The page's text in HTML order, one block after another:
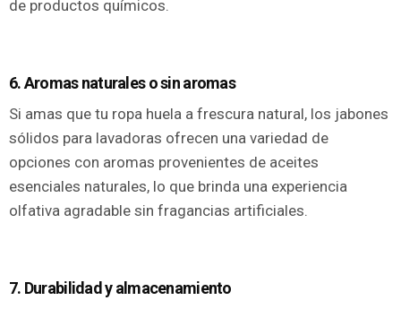
de productos químicos.
6. Aromas naturales o sin aromas
Si amas que tu ropa huela a frescura natural, los jabones
sólidos para lavadoras ofrecen una variedad de
opciones con aromas provenientes de aceites
esenciales naturales, lo que brinda una experiencia
olfativa agradable sin fragancias artificiales.
7. Durabilidad y almacenamiento